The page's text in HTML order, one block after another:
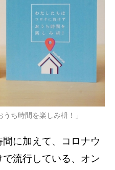
ち時間を楽しみ枡！」
に加えて、コロナウ
流行している、オン